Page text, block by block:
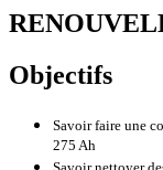
Objectifs
Savoir faire une
275 Ah